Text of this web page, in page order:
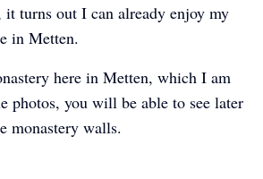
it turns out I can already enjoy my
in Metten.
here in Metten, which I am
photos, you will be able to see later
monastery walls.